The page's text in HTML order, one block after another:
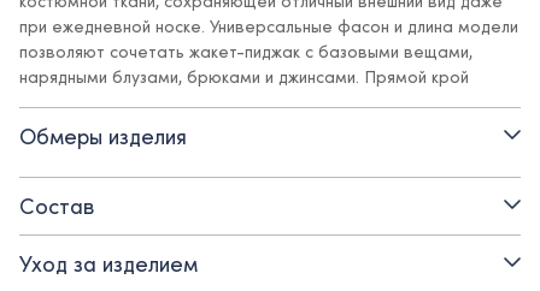
при ежедневной носке. Универсальные фасон и длина модели
позволяют сочетать жакет-пиджак с базовыми вещами,
нарядными блузами, брюками и джинсами. Прямой крой
обеспечивает возможность создания многослойных
аутфитов со свитером или свитшотом.
Детали:
- накладные карманы
Обмеры изделия
Состав
Уход за изделием